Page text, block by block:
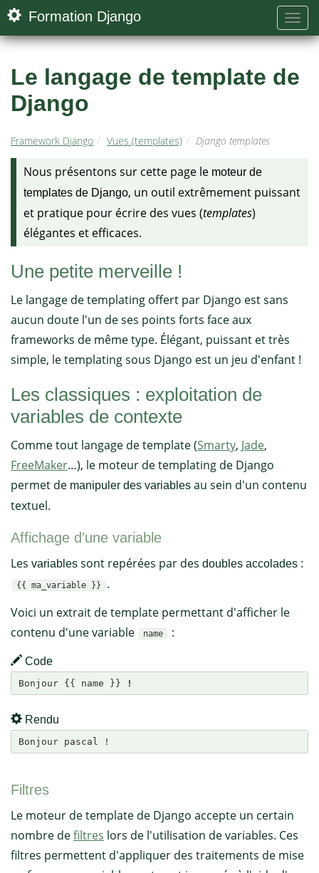
Formation Django
Le langage de template de
Django
Framework Django Vues (templates) Django templates
Nous présentons sur cette page le moteur de
templates de Django, un outil extrêmement puissant
et pratique pour écrire des vues (templates)
élégantes et efficaces.
Une petite merveille !
Le langage de templating offert par Django est sans
aucun doute l'un de ses points forts face aux
frameworks de même type. Élégant, puissant et très
simple, le templating sous Django est un jeu d'enfant !
Les classiques : exploitation de
variables de contexte
Comme tout langage de template (Smarty, Jade,
FreeMaker…), le moteur de templating de Django
permet de manipuler des variables au sein d'un contenu
textuel.
Affichage d'une variable
Les variables sont repérées par des doubles accolades :
{{ ma_variable }}
.
Voici un extrait de template permettant d'afficher le
contenu d'une variable
name :
Code
Bonjour {{ name }} !
Rendu
Bonjour pascal !
Filtres
Le moteur de template de Django accepte un certain
nombre defiltres lors de l'utilisation de variables. Ces
filtres permettent d'appliquer des traitements de mise